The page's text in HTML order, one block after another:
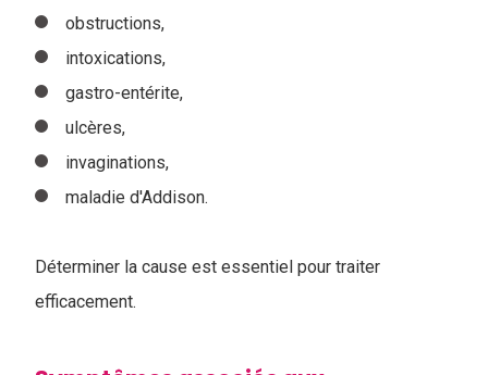
obstructions,
intoxications,
gastro-entérite,
ulcères,
invaginations,
maladie d'Addison.
Déterminer la cause est essentiel pour traiter
efficacement.